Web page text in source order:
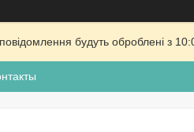
будуть оброблені з